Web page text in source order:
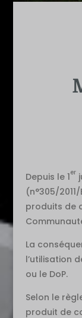
Depuis le 1er
(n°305/
produits de
La
l’utilisation
ou le DoP.
Selon le
produit de